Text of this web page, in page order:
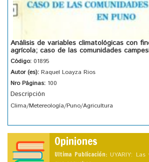
Análisis de variables climatológicas con
agrícola; caso de las comunidades
Código: 01895
Autor (es): Raquel Loayza Rios
Nro Páginas: 100
Descripción
Clima/Metereología/Puno/Agricultura
Opiniones
Ultima Publicación: UYARIY: